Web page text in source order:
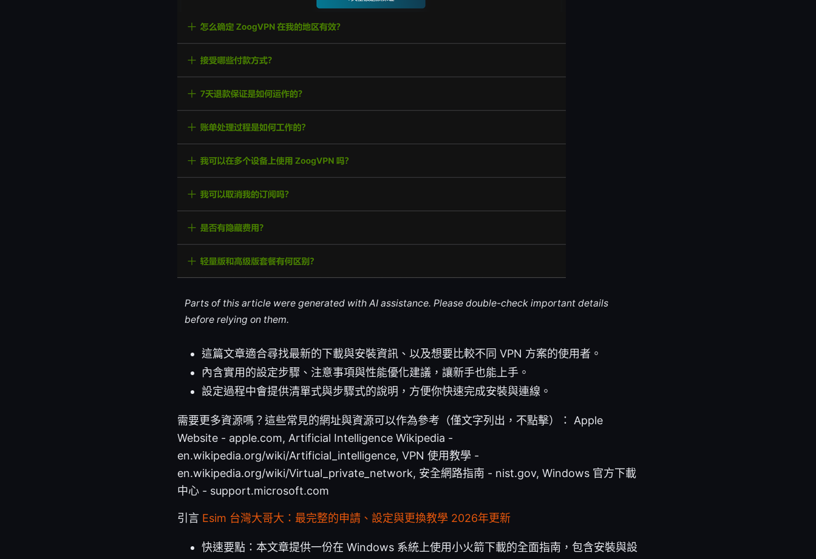
Parts of this article were generated with AI assistance. Please double-check important details
before relying on them.
這篇文章適合尋找最新的下載與安裝資訊、以及想要比較不同 VPN 方案的使用者。
內含實用的設定步驟、注意事項與性能優化建議，讓新手也能上手。
設定過程中會提供清單式與步驟式的說明，方便你快速完成安裝與連線。
需要更多資源嗎？這些常見的網址與資源可以作為參考（僅文字列出，不點擊）： Apple
Website - apple.com, Artificial Intelligence Wikipedia -
en.wikipedia.org/wiki/Artificial_intelligence, VPN 使用教學 -
en.wikipedia.org/wiki/Virtual_private_network, 安全網路指南 - nist.gov, Windows 官方下載
中心 - support.microsoft.com
引言 Esim 台灣大哥大：最完整的申請、設定與更換教學 2026年更新
快速要點：本文章提供一份在 Windows 系統上使用小火箭下載的全面指南，包含安裝與設